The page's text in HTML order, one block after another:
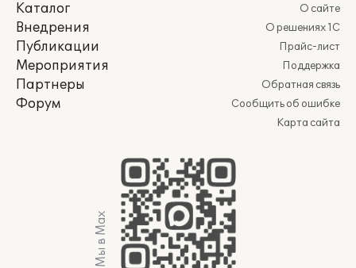
Каталог
Внедрения
Публикации
Мероприятия
Партнеры
Форум
О сайте
О решениях 1С
Прайс-лист
Поддержка
Обратная связь
Сообщить об ошибке
Карта сайта
Мы в Max